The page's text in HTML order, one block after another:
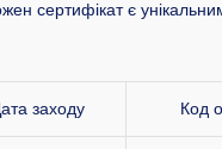
сертифікат є
заходу Код